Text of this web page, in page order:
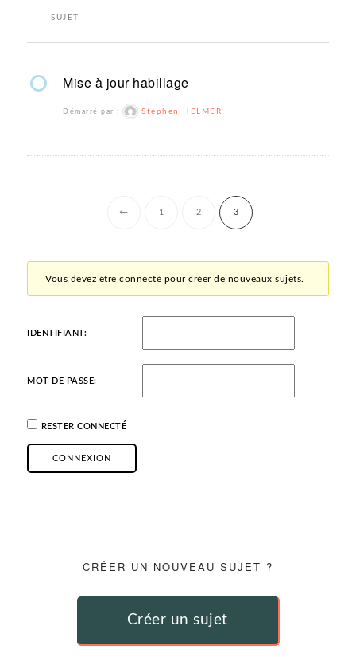
SUJET
Mise à jour habillage
Démarré par : Stephen HELMER
← 1 2 3
Vous devez être connecté pour créer de nouveaux sujets.
IDENTIFIANT:
MOT DE PASSE:
RESTER CONNECTÉ
CONNEXION
CRÉER UN NOUVEAU SUJET ?
Créer un sujet